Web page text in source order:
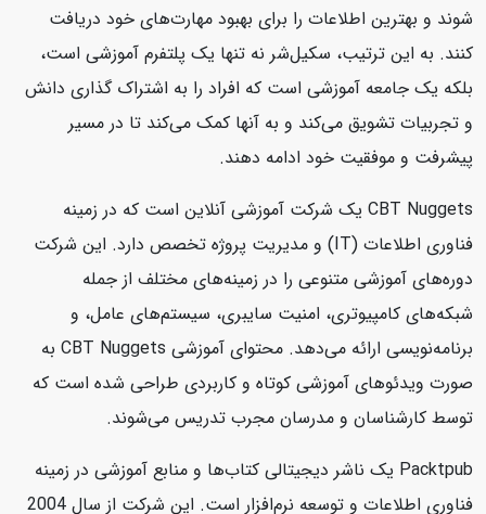
شوند و بهترین اطلاعات را برای بهبود مهارت‌های خود دریافت
کنند. به این ترتیب، سکیل‌شر نه تنها یک پلتفرم آموزشی است،
بلکه یک جامعه آموزشی است که افراد را به اشتراک گذاری دانش
و تجربیات تشویق می‌کند و به آنها کمک می‌کند تا در مسیر
پیشرفت و موفقیت خود ادامه دهند.
CBT Nuggets یک شرکت آموزشی آنلاین است که در زمینه
فناوری اطلاعات (IT) و مدیریت پروژه تخصص دارد. این شرکت
دوره‌های آموزشی متنوعی را در زمینه‌های مختلف از جمله
شبکه‌های کامپیوتری، امنیت سایبری، سیستم‌های عامل، و
برنامه‌نویسی ارائه می‌دهد. محتوای آموزشی CBT Nuggets به
صورت ویدئوهای آموزشی کوتاه و کاربردی طراحی شده است که
توسط کارشناسان و مدرسان مجرب تدریس می‌شوند.
Packtpub یک ناشر دیجیتالی کتاب‌ها و منابع آموزشی در زمینه
فناوری اطلاعات و توسعه نرم‌افزار است. این شرکت از سال 2004